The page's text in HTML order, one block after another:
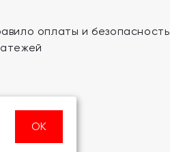
оплаты и безопасность
ОК